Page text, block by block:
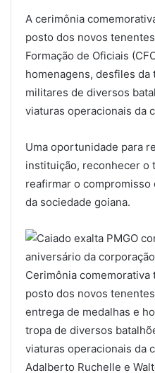
A cerimônia
posto dos novos
Formação de Oficiais
homenagens, desfiles
militares de diversos
viaturas operacionais da
Uma oportunidade para
instituição, reconhecer o
reafirmar o compromisso
da sociedade goiana.
Cerimônia comemorativa
posto dos novos
entrega de medalhas e
tropa de diversos
viaturas operacionais da
Adalberto Ruchelle e